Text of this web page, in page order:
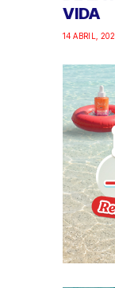
VIDA
14 ABRIL,